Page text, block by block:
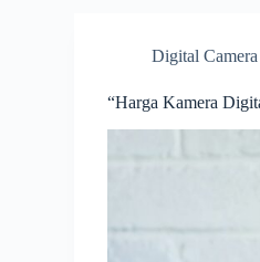
Digital Camera
“Harga Kamera